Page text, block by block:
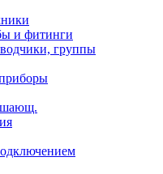
и фитинги
группы